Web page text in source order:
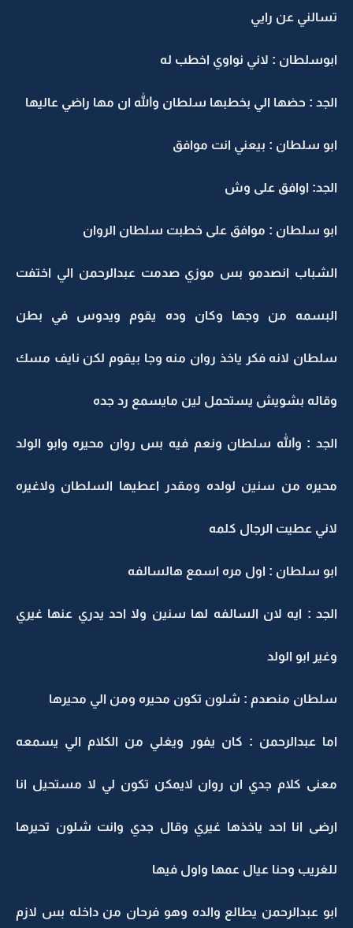
تسالني عن رايي
ابوسلطان : لاني نواوي اخطب له
الجد : حضها الي بخطبها سلطان والله ان مها راضي عاليها
ابو سلطان : بيعني انت موافق
الجد: اوافق على وش
ابو سلطان : موافق على خطبت سلطان الروان
الشباب انصدمو بس موزي صدمت عبدالرحمن الي اختفت
البسمه من وجها وكان وده يقوم ويدوس في بطن
سلطان لانه فكر ياخذ روان منه وجا بيقوم لكن نايف مسك
وقاله بشويش يستحمل لين مايسمع رد جده
الجد : والله سلطان ونعم فيه بس روان محيره وابو الولد
محيره من سنين لولده ومقدر اعطيها السلطان ولاغيره
لاني عطيت الرجال كلمه
ابو سلطان : اول مره اسمع هالسالفه
الجد : ايه لان السالفه لها سنين ولا احد يدري عنها غيري
وغير ابو الولد
سلطان منصدم : شلون تكون محيره ومن الي محيرها
اما عبدالرحمن : كان يفور ويغلي من الكلام الي يسمعه
معنى كلام جدي ان روان لايمكن تكون لي لا مستحيل انا
ارضى انا احد ياخذها غيري وقال جدي وانت شلون تحيرها
للغريب وحنا عيال عمها واول فيها
ابو عبدالرحمن يطالع والده وهو فرحان من داخله بس لازم